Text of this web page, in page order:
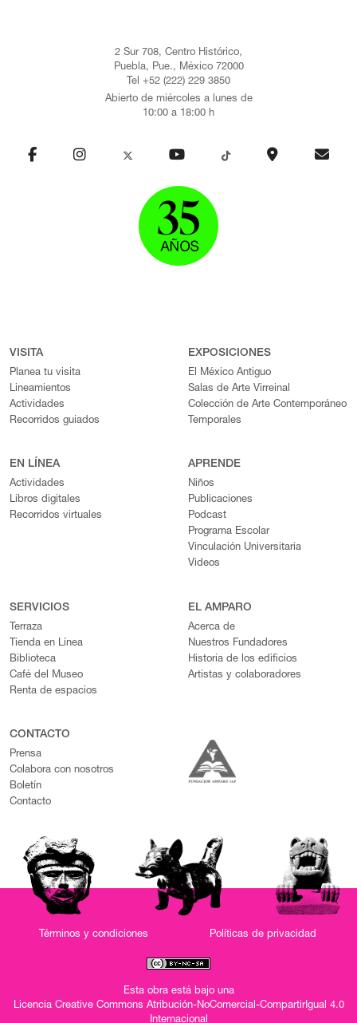
2 Sur 708, Centro Histórico,
Puebla, Pue., México 72000
Tel +52 (222) 229 3850
Abierto de miércoles a lunes de
10:00 a 18:00 h
VISITA
Planea tu visita
Lineamientos
Actividades
Recorridos guiados
EXPOSICIONES
El México Antiguo
Salas de Arte Virreinal
Colección de Arte Contemporáneo
Temporales
EN LÍNEA
Actividades
Libros digitales
Recorridos virtuales
APRENDE
Niños
Publicaciones
Podcast
Programa Escolar
Vinculación Universitaria
Videos
SERVICIOS
Terraza
Tienda en Línea
Biblioteca
Café del Museo
Renta de espacios
EL AMPARO
Acerca de
Nuestros Fundadores
Historia de los edificios
Artistas y colaboradores
CONTACTO
Prensa
Colabora con nosotros
Boletín
Contacto
Términos y condiciones Políticas de privacidad
Esta obra está bajo una
Licencia Creative Commons Atribución-NoComercial-CompartirIgual 4.0
Internacional